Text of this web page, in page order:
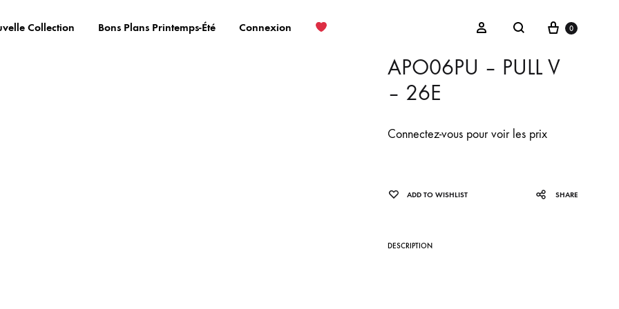
Collection Bons Plans Printemps-Été Connexion Sign in
Search
Cart
0
APO06PU – PULL V
– 26E
Connectez-vous pour voir les prix
ADD TO WISHLIST SHARE
DESCRIPTION